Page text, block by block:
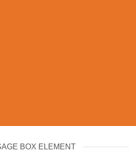
BOX ELEMENT